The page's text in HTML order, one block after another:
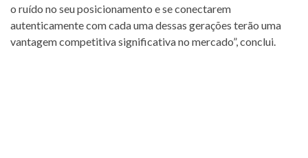
o ruído no seu posicionamento e se conectarem
autenticamente com cada uma dessas gerações terão uma
vantagem competitiva significativa no mercado”, conclui.